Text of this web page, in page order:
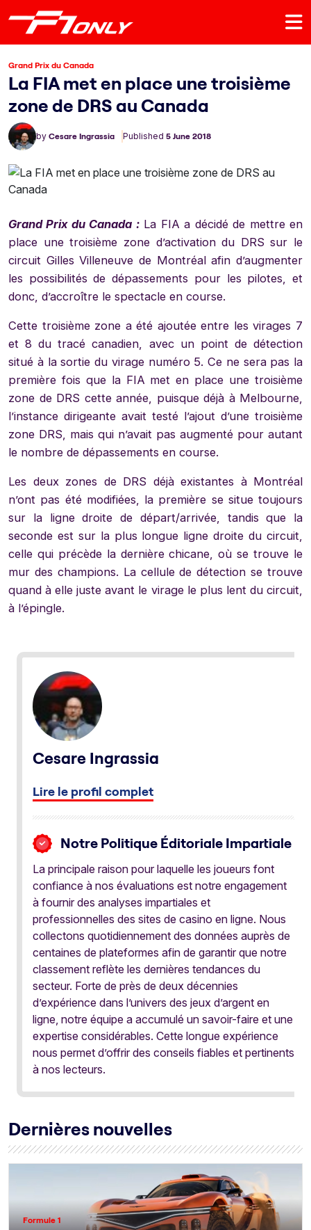
Grand Prix du Canada
La FIA met en place une troisième
zone de DRS au Canada
by Cesare Ingrassia Published 5 June 2018
Grand Prix du Canada : La FIA a décidé de mettre en
place une troisième zone d’activation du DRS sur le
circuit Gilles Villeneuve de Montréal afin d’augmenter
les possibilités de dépassements pour les pilotes, et
donc, d’accroître le spectacle en course.
Cette troisième zone a été ajoutée entre les virages 7
et 8 du tracé canadien, avec un point de détection
situé à la sortie du virage numéro 5. Ce ne sera pas la
première fois que la FIA met en place une troisième
zone de DRS cette année, puisque déjà à Melbourne,
l’instance dirigeante avait testé l’ajout d’une troisième
zone DRS, mais qui n’avait pas augmenté pour autant
le nombre de dépassements en course.
Les deux zones de DRS déjà existantes à Montréal
n’ont pas été modifiées, la première se situe toujours
sur la ligne droite de départ/arrivée, tandis que la
seconde est sur la plus longue ligne droite du circuit,
celle qui précède la dernière chicane, où se trouve le
mur des champions. La cellule de détection se trouve
quand à elle juste avant le virage le plus lent du circuit,
à l’épingle.
Cesare Ingrassia
Lire le profil complet
Notre Politique Éditoriale Impartiale
La principale raison pour laquelle les joueurs font
confiance à nos évaluations est notre engagement
à fournir des analyses impartiales et
professionnelles des sites de casino en ligne. Nous
collectons quotidiennement des données auprès de
centaines de plateformes afin de garantir que notre
classement reflète les dernières tendances du
secteur. Forte de près de deux décennies
d’expérience dans l’univers des jeux d’argent en
ligne, notre équipe a accumulé un savoir-faire et une
expertise considérables. Cette longue expérience
nous permet d’offrir des conseils fiables et pertinents
à nos lecteurs.
Dernières nouvelles
Formule 1